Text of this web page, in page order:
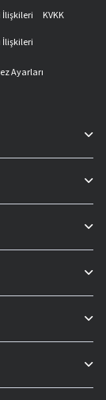
İlişkileri
KVKK
İlişkileri
Ayarları